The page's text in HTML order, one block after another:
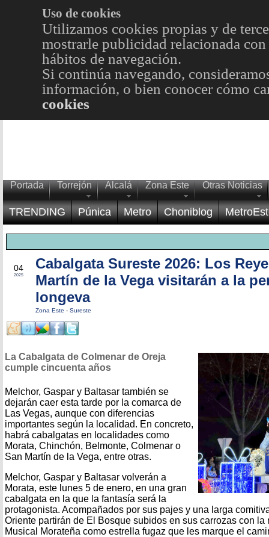
Uso de cookies
Utilizamos cookies propias y de
mostrarle publicidad relacionada
hábitos de navegación.
Si continúa navegando,
información, o bien conocer cómo
cookies
Portada Torrejón Alcalá Zona Este Otras Noticias
TRENDING Púnica Metro Choniblog
04
2025
Cabalgata Sureste 2026: Los
Martín de la Vega visitarán a la
longeva
Zona Este - Sureste
La Cabalgata de Colmenar de Oreja
cumple cincuenta años
Melchor, Gaspar y Baltasar también se
dejarán caer esta tarde por la comarca de
Las Vegas, aunque con diferencias
importantes según la localidad. En concreto,
habrá cabalgatas en localidades como
Morata, Chinchón, Belmonte, Colmenar o
San Martín de la Vega, entre otras.
Melchor, Gaspar y Baltasar volverán a
Morata, este lunes 5 de enero, en una gran
cabalgata en la que la fantasía será la
protagonista. Acompañados por sus pajes y una larga
Oriente partirán de El Bosque subidos en sus carrozas con la
Musical Morateña como estrella fugaz que les marque el